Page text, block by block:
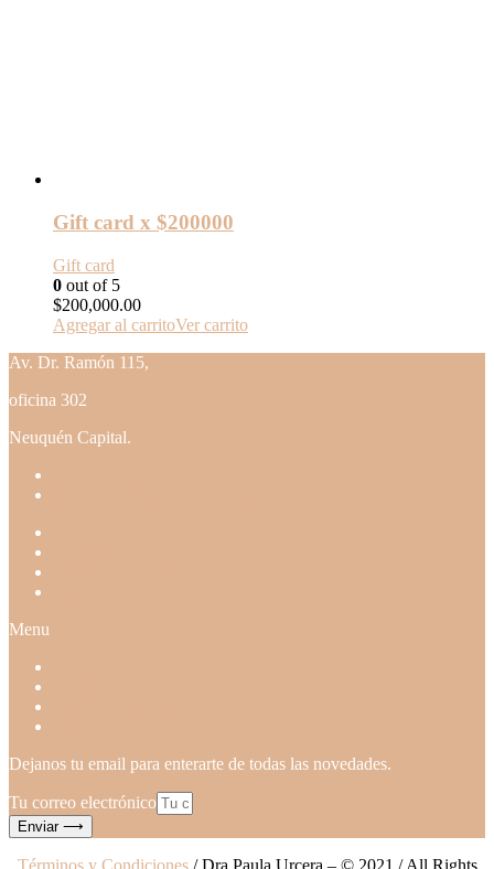
Gift card x $200000
Gift card
0 out of 5
$200,000.00
Agregar al carritoVer carrito
Av. Dr. Ramón 115,
oficina 302
Neuquén Capital.
Menu
Dejanos tu email para enterarte de todas las novedades.
Tu correo electrónico
Enviar ⟶
Términos y Condiciones/ Dra Paula Urcera – © 2021 / All Rights